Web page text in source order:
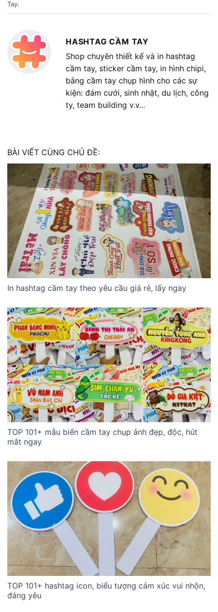
Tay.
HASHTAG CẦM TAY
Shop chuyên thiết kế và in hashtag
cầm tay, sticker cầm tay, in hình chipi,
bảng cầm tay chụp hình cho các sự
kiện: đám cưới, sinh nhật, du lịch, công
ty, team building v.v...
BÀI VIẾT CÙNG CHỦ ĐỀ:
In hashtag cầm tay theo yêu cầu giá rẻ, lấy ngay
TOP 101+ mẫu biển cầm tay chụp ảnh đẹp, độc, hút
mắt ngay
TOP 101+ hashtag icon, biểu tượng cảm xúc vui nhộn,
đáng yêu